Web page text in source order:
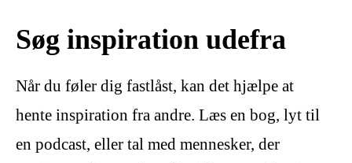
Søg inspiration udefra
Når du føler dig fastlåst, kan det hjælpe at
hente inspiration fra andre. Læs en bog, lyt til
en podcast, eller tal med mennesker, der